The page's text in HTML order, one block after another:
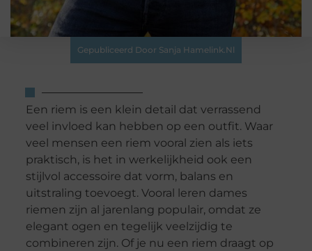
Gepubliceerd Door Sanja Hamelink.nl
Een riem is een klein detail dat verrassend
veel invloed kan hebben op een outfit. Waar
veel mensen een riem vooral zien als iets
praktisch, is het in werkelijkheid ook een
stijlvol accessoire dat vorm, balans en
uitstraling toevoegt. Vooral leren dames
riemen zijn al jarenlang populair, omdat ze
elegant ogen en tegelijk veelzijdig te
combineren zijn. Of je nu een riem draagt op